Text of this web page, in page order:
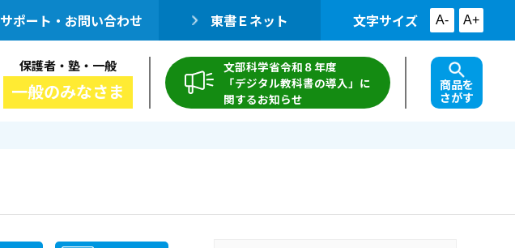
サポート・お問い合わせ 東書Ｅネット 文字サイズ A- A+
保護者・塾・一般
一般のみなさま
文部科学省令和８年度
「デジタル教科書の導入」に
関するお知らせ
商品を
さがす